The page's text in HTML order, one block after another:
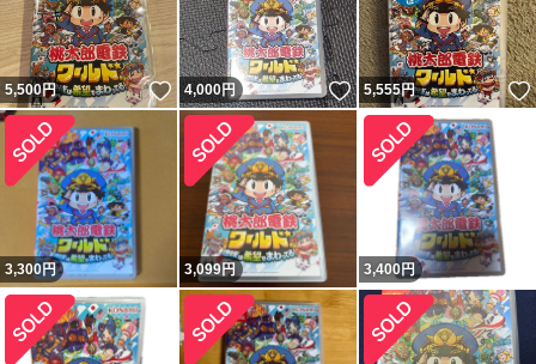
5,500円 いいね！
4,000円 いいね！
5,555円
3,300円 3,099円 3,400円